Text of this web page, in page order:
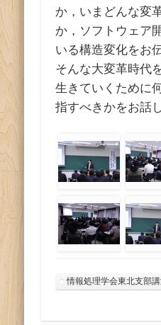
か，いまどんな変
か，ソフトウェア
いる構造変化をお
そんな大変革時代
生きていくために
指すべきかをお話
情報処理学会東北支部